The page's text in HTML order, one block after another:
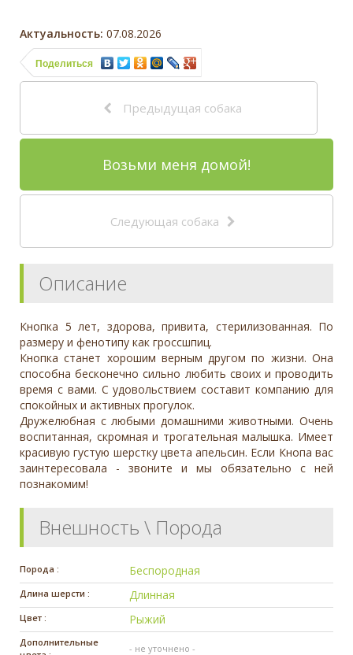
Актуальность: 07.08.2026
Поделиться
Предыдущая собака
Возьми меня домой!
Следующая собака
Описание
Кнопка 5 лет, здорова, привита, стерилизованная. По
размеру и фенотипу как гроссшпиц.
Кнопка станет хорошим верным другом по жизни. Она
способна бесконечно сильно любить своих и проводить
время с вами. С удовольствием составит компанию для
спокойных и активных прогулок.
Дружелюбная с любыми домашними животными. Очень
воспитанная, скромная и трогательная малышка. Имеет
красивую густую шерстку цвета апельсин. Если Кнопа вас
заинтересовала - звоните и мы обязательно с ней
познакомим!
Внешность \ Порода
Порода : Беспородная
Длина шерсти : Длинная
Цвет : Рыжий
Дополнительные
- не уточнено -